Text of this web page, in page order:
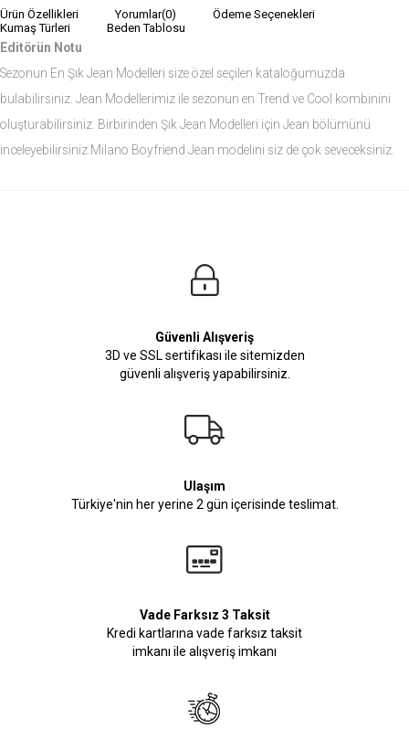
Ürün Özellikleri Yorumlar(0)
Ödeme Seçenekleri
Kumaş Türleri
Beden Tablosu
Editörün Notu
Sezonun En Şık Jean Modelleri size özel seçilen kataloğumuzda
bulabilirsiniz. Jean Modellerimiz ile sezonun en Trend ve Cool kombinini
oluşturabilirsiniz. Birbirinden Şık Jean Modelleri için Jean bölümünü
inceleyebilirsiniz.Milano Boyfriend Jean modelini siz de çok seveceksiniz.
Manken Bedenleri Üst Grup M, Alt Grup 33 Beden ( Medium )
Güvenli Alışveriş
3D ve SSL sertifikası ile sitemizden
güvenli alışveriş yapabilirsiniz.
Ulaşım
Türkiye'nin her yerine 2 gün içerisinde teslimat.
Vade Farksız 3 Taksit
Kredi kartlarına vade farksız taksit
imkanı ile alışveriş imkanı